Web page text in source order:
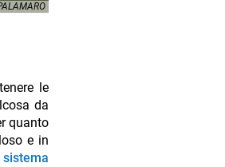
le
da
quanto
e in
sistema